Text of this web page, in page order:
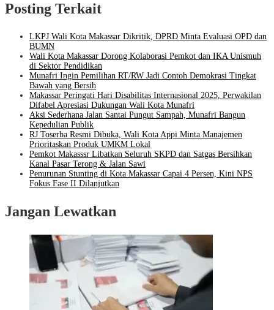
Posting Terkait
LKPJ Wali Kota Makassar Dikritik, DPRD Minta Evaluasi OPD dan
BUMN
Wali Kota Makassar Dorong Kolaborasi Pemkot dan IKA Unismuh
di Sektor Pendidikan
Munafri Ingin Pemilihan RT/RW Jadi Contoh Demokrasi Tingkat
Bawah yang Bersih
Makassar Peringati Hari Disabilitas Internasional 2025, Perwakilan
Difabel Apresiasi Dukungan Wali Kota Munafri
Aksi Sederhana Jalan Santai Pungut Sampah, Munafri Bangun
Kepedulian Publik
RJ Toserba Resmi Dibuka, Wali Kota Appi Minta Manajemen
Prioritaskan Produk UMKM Lokal
Pemkot Makasssr Libatkan Seluruh SKPD dan Satgas Bersihkan
Kanal Pasar Terong & Jalan Sawi
Penurunan Stunting di Kota Makassar Capai 4 Persen, Kini NPS
Fokus Fase II Dilanjutkan
Jangan Lewatkan